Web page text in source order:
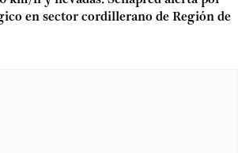
en sector cordillerano de Región de